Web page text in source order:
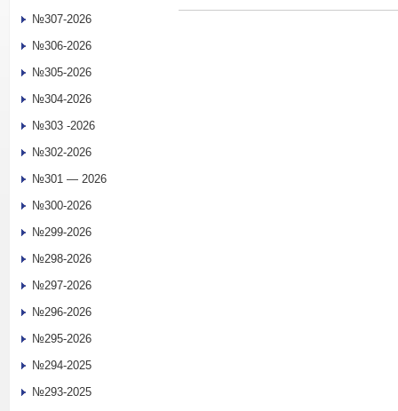
№307-2026
№306-2026
№305-2026
№304-2026
№303 -2026
№302-2026
№301 — 2026
№300-2026
№299-2026
№298-2026
№297-2026
№296-2026
№295-2026
№294-2025
№293-2025